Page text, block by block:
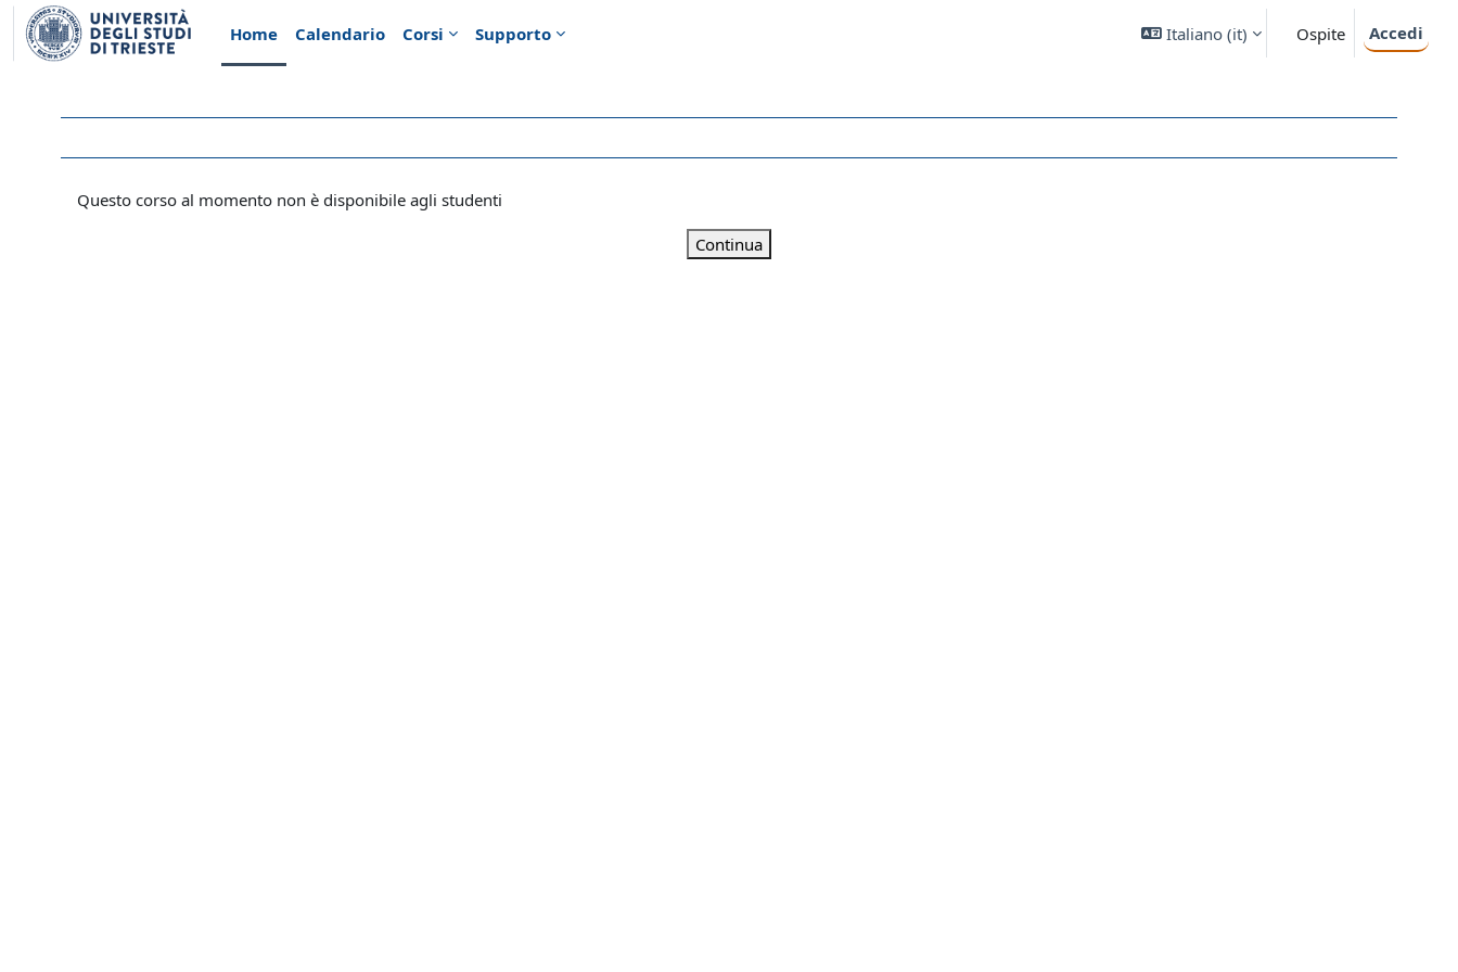
Vai al contenuto principale
Home
Calendario Corsi Supporto Italiano ‎(it)‎ Ospite Accedi
Questo corso al momento non è disponibile agli studenti
Continua